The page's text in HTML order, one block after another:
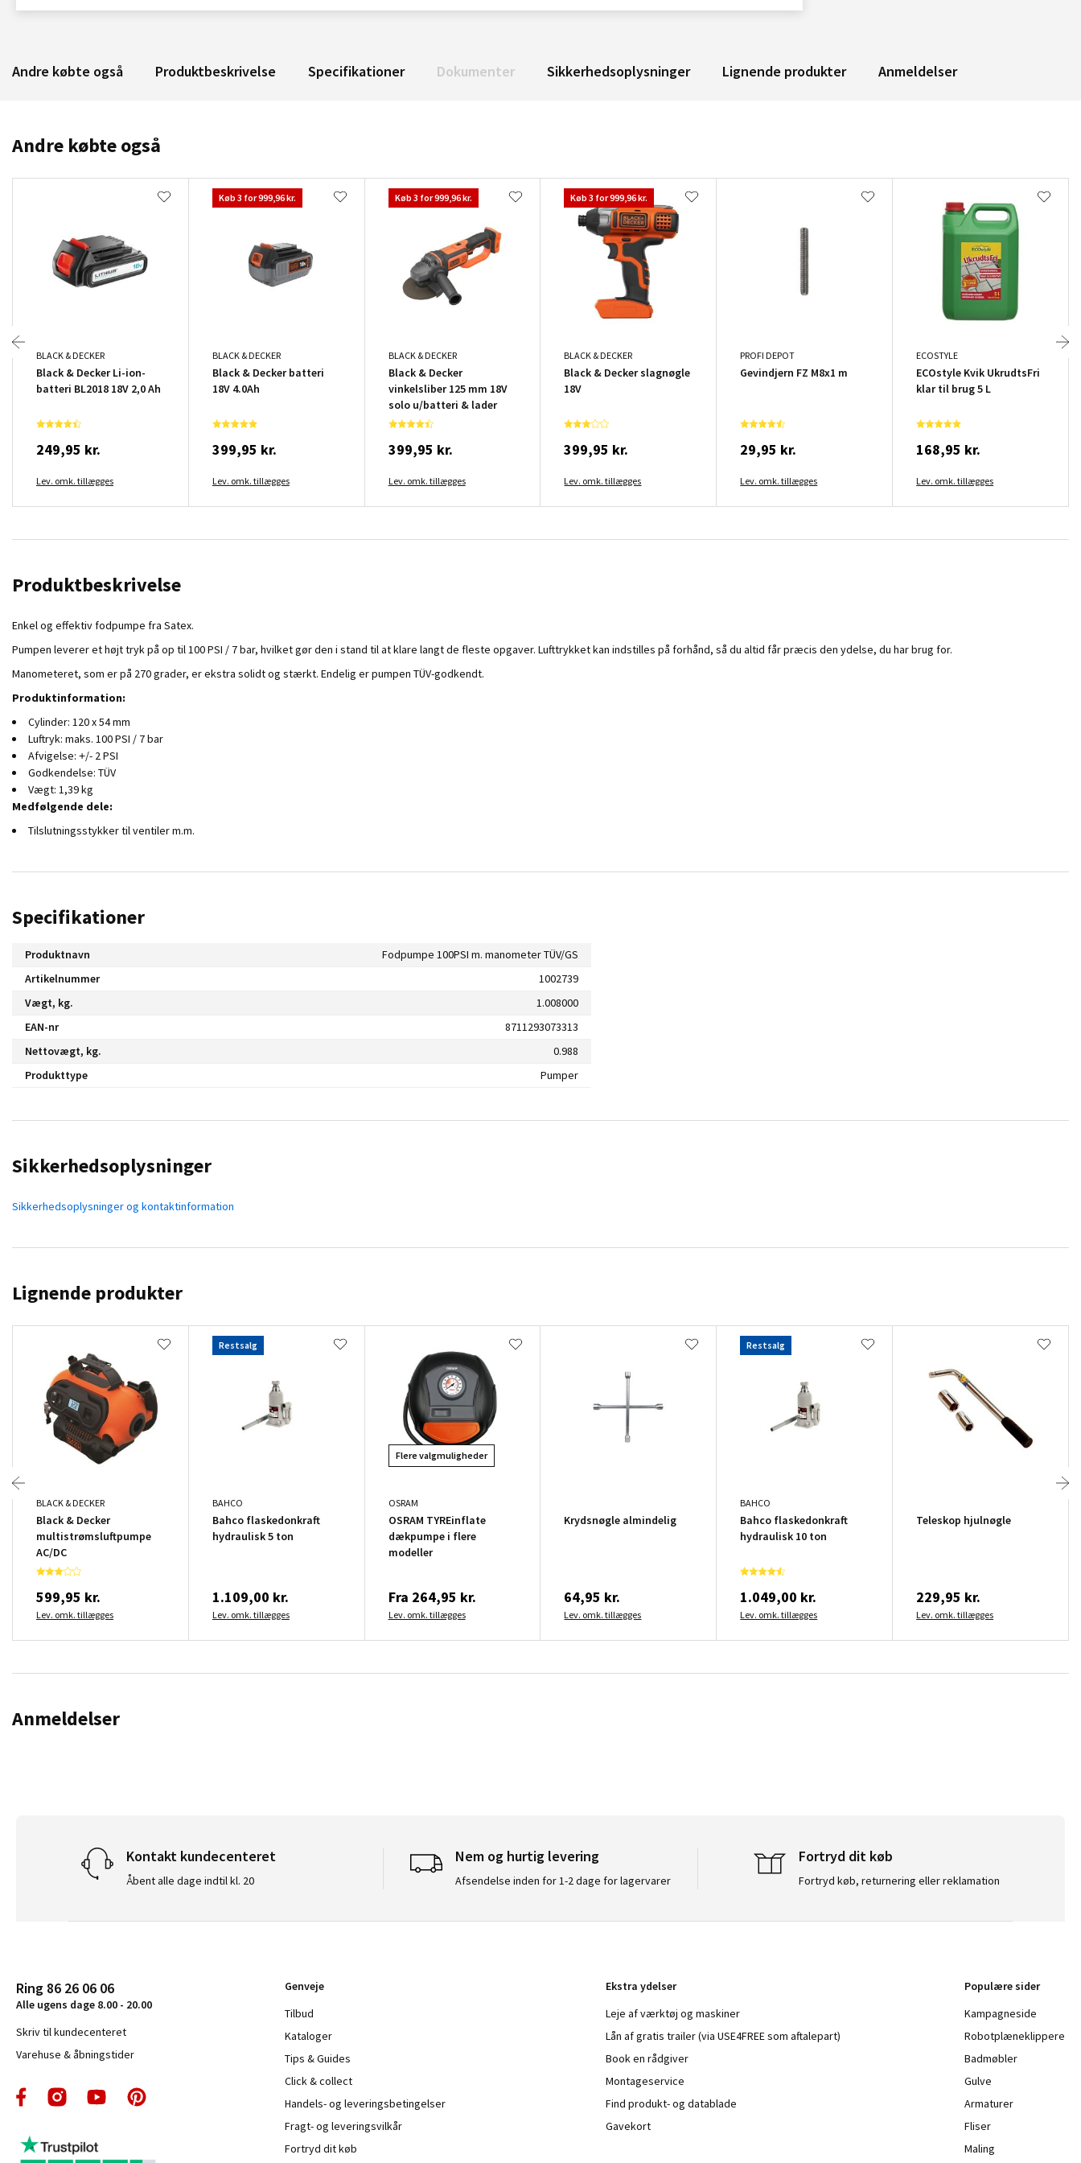
Andre købte også Produktbeskrivelse Specifikationer Dokumenter Sikkerhedsoplysninger Lignende produkter Anmeldelser
Andre købte også
BLACK & DECKER
Black & Decker Li-ion-
batteri BL2018 18V 2,0 Ah
249,95 kr.
Lev. omk. tillægges
Køb 3 for 999,96 kr.
BLACK & DECKER
Black & Decker batteri
18V 4.0Ah
399,95 kr.
Lev. omk. tillægges
Køb 3 for 999,96 kr.
BLACK & DECKER
Black & Decker
vinkelsliber 125 mm 18V
solo u/batteri & lader
399,95 kr.
Lev. omk. tillægges
Køb 3 for 999,96 kr.
BLACK & DECKER
Black & Decker slagnøgle
18V
399,95 kr.
Lev. omk. tillægges
PROFI DEPOT
Gevindjern FZ M8x1 m
29,95 kr.
Lev. omk. tillægges
ECOSTYLE
ECOstyle Kvik UkrudtsFri
klar til brug 5 L
168,95 kr.
Lev. omk. tillægges
Produktbeskrivelse
Enkel og effektiv fodpumpe fra Satex.
Pumpen leverer et højt tryk på op til 100 PSI / 7 bar, hvilket gør den i stand til at klare langt de fleste opgaver. Lufttrykket kan indstilles på forhånd, så du altid får præcis den ydelse, du har brug for.
Manometeret, som er på 270 grader, er ekstra solidt og stærkt. Endelig er pumpen TÜV-godkendt.
Produktinformation:
Cylinder: 120 x 54 mm
Luftryk: maks. 100 PSI / 7 bar
Afvigelse: +/- 2 PSI
Godkendelse: TÜV
Vægt: 1,39 kg
Medfølgende dele:
Tilslutningsstykker til ventiler m.m.
Specifikationer
Produktnavn
Fodpumpe 100PSI m. manometer TÜV/GS
Artikelnummer
1002739
Vægt, kg.
1.008000
EAN-nr
8711293073313
Nettovægt, kg.
0.988
Produkttype
Pumper
Sikkerhedsoplysninger
Sikkerhedsoplysninger og kontaktinformation
Lignende produkter
BLACK & DECKER
Black & Decker
multistrømsluftpumpe
AC/DC
599,95 kr.
Lev. omk. tillægges
Restsalg
BAHCO
Bahco flaskedonkraft
hydraulisk 5 ton
1.109,00 kr.
Lev. omk. tillægges
Flere valgmuligheder
OSRAM
OSRAM TYREinflate
dækpumpe i flere
modeller
Fra 264,95 kr.
Lev. omk. tillægges
Krydsnøgle almindelig
64,95 kr.
Lev. omk. tillægges
Restsalg
BAHCO
Bahco flaskedonkraft
hydraulisk 10 ton
1.049,00 kr.
Lev. omk. tillægges
Teleskop hjulnøgle
229,95 kr.
Lev. omk. tillægges
Anmeldelser
Kontakt kundecenteret
Åbent alle dage indtil kl. 20
Nem og hurtig levering
Afsendelse inden for 1-2 dage for lagervarer
Fortryd dit køb
Fortryd køb, returnering eller reklamation
Ring 86 26 06 06
Alle ugens dage 8.00 - 20.00
Skriv til kundecenteret
Varehuse & åbningstider
Genveje
Tilbud
Kataloger
Tips & Guides
Click & collect
Handels- og leveringsbetingelser
Fragt- og leveringsvilkår
Fortryd dit køb
Ekstra ydelser
Leje af værktøj og maskiner
Lån af gratis trailer (via USE4FREE som aftalepart)
Book en rådgiver
Montageservice
Find produkt- og datablade
Gavekort
Populære sider
Kampagneside
Robotplæneklippere
Badmøbler
Gulve
Armaturer
Fliser
Maling